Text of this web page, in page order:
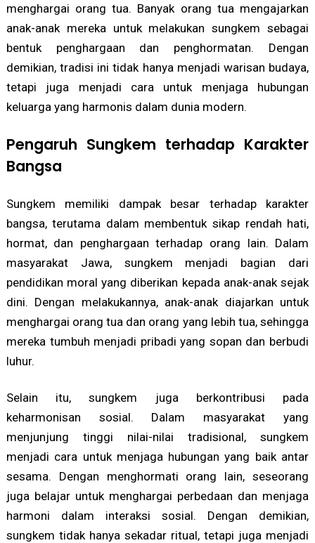
menghargai orang tua. Banyak orang tua mengajarkan
anak-anak mereka untuk melakukan sungkem sebagai
bentuk penghargaan dan penghormatan. Dengan
demikian, tradisi ini tidak hanya menjadi warisan budaya,
tetapi juga menjadi cara untuk menjaga hubungan
keluarga yang harmonis dalam dunia modern.
Pengaruh Sungkem terhadap Karakter
Bangsa
Sungkem memiliki dampak besar terhadap karakter
bangsa, terutama dalam membentuk sikap rendah hati,
hormat, dan penghargaan terhadap orang lain. Dalam
masyarakat Jawa, sungkem menjadi bagian dari
pendidikan moral yang diberikan kepada anak-anak sejak
dini. Dengan melakukannya, anak-anak diajarkan untuk
menghargai orang tua dan orang yang lebih tua, sehingga
mereka tumbuh menjadi pribadi yang sopan dan berbudi
luhur.
Selain itu, sungkem juga berkontribusi pada
keharmonisan sosial. Dalam masyarakat yang
menjunjung tinggi nilai-nilai tradisional, sungkem
menjadi cara untuk menjaga hubungan yang baik antar
sesama. Dengan menghormati orang lain, seseorang
juga belajar untuk menghargai perbedaan dan menjaga
harmoni dalam interaksi sosial. Dengan demikian,
sungkem tidak hanya sekadar ritual, tetapi juga menjadi